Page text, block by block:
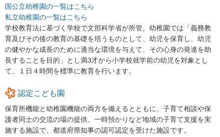
あいのうた短歌講座
あいのうた短歌講座 第１回①
あいのうた短歌講座 第１回②
あいのうた短歌講座 第２回①
あいのうた短歌講座 第３回①
あいのうた短歌講座 第３回②
あいのうた短歌講座 第４回①
国公立幼稚園の一覧はこちら
私立幼稚園の一覧はこちら
学校教育法に基づく学校で文部科学省が所管。幼稚園では「義務教
育及びその後の教育の基礎を培うものとして、幼児を保育し、幼児
の健やかな成長のために適当な環境を与えて、その心身の発達を助
長することを目的」とし満3才から小学校就学前の幼児を対象とし
て、１日４時間を標準に教育を行います。
認定こども園
保育所機能と幼稚園機能の両方を備えるとともに、子育て相談や保
護者同士の交流の場の提供、一時預かりなど地域の子育て支援を実
施する施設で、都道府県知事の認可認定を受けた施設です。